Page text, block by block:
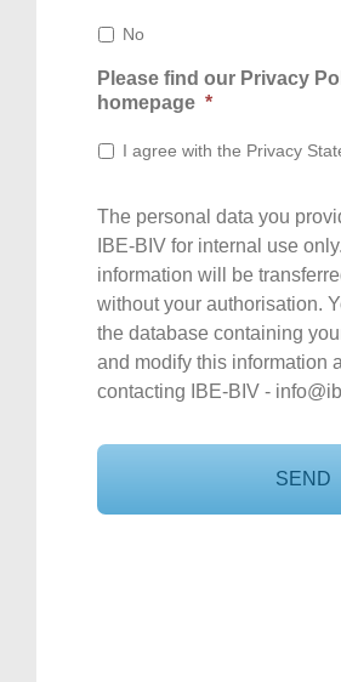
No
Please find our Privacy
homepage *
I agree with the Privacy
The personal data you
IBE-BIV for internal use
information will be
without your authorisation.
the database containing
and modify this information
contacting IBE-BIV -